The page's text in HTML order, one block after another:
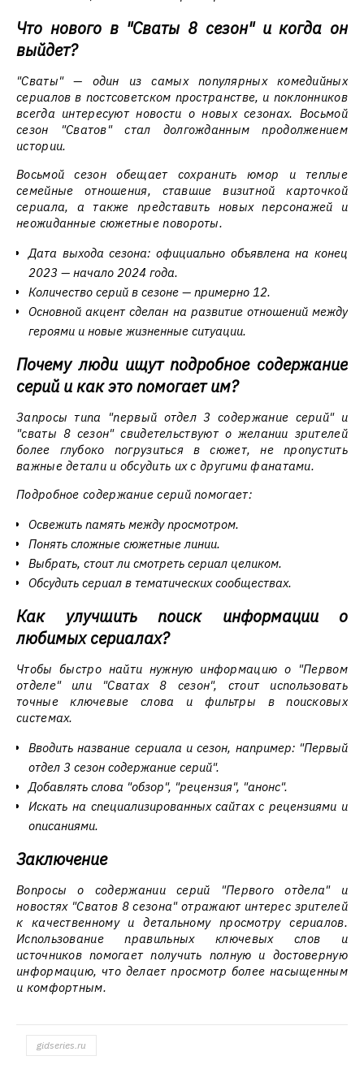
Что нового в "Сваты 8 сезон" и когда он
выйдет?
"Сваты" — один из самых популярных комедийных
сериалов в постсоветском пространстве, и поклонников
всегда интересуют новости о новых сезонах. Восьмой
сезон "Сватов" стал долгожданным продолжением
истории.
Восьмой сезон обещает сохранить юмор и теплые
семейные отношения, ставшие визитной карточкой
сериала, а также представить новых персонажей и
неожиданные сюжетные повороты.
Дата выхода сезона: официально объявлена на конец
2023 — начало 2024 года.
Количество серий в сезоне — примерно 12.
Основной акцент сделан на развитие отношений между
героями и новые жизненные ситуации.
Почему люди ищут подробное содержание
серий и как это помогает им?
Запросы типа "первый отдел 3 содержание серий" и
"сваты 8 сезон" свидетельствуют о желании зрителей
более глубоко погрузиться в сюжет, не пропустить
важные детали и обсудить их с другими фанатами.
Подробное содержание серий помогает:
Освежить память между просмотром.
Понять сложные сюжетные линии.
Выбрать, стоит ли смотреть сериал целиком.
Обсудить сериал в тематических сообществах.
Как улучшить поиск информации о
любимых сериалах?
Чтобы быстро найти нужную информацию о "Первом
отделе" или "Сватах 8 сезон", стоит использовать
точные ключевые слова и фильтры в поисковых
системах.
Вводить название сериала и сезон, например: "Первый
отдел 3 сезон содержание серий".
Добавлять слова "обзор", "рецензия", "анонс".
Искать на специализированных сайтах с рецензиями и
описаниями.
Заключение
Вопросы о содержании серий "Первого отдела" и
новостях "Сватов 8 сезона" отражают интерес зрителей
к качественному и детальному просмотру сериалов.
Использование правильных ключевых слов и
источников помогает получить полную и достоверную
информацию, что делает просмотр более насыщенным
и комфортным.
gidseries.ru